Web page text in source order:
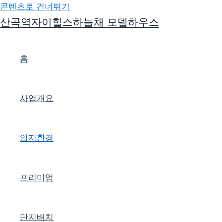
콘텐츠로 건너뛰기
산곡역자이힐스하늘채 모델하우스
홈
사업개요
입지환경
프리미엄
단지배치